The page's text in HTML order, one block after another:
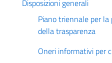
Disposizioni generali
Piano triennale per
della trasparenza
Oneri informativi per